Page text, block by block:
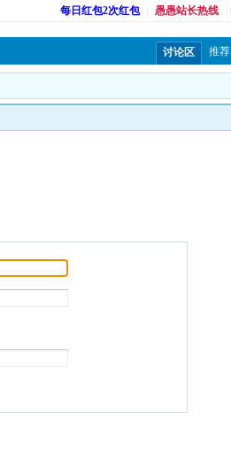
每日红包2次红包 愚愚站长热线
讨论区 推荐